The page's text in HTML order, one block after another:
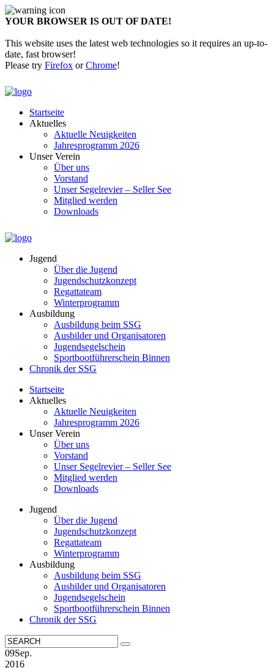
YOUR BROWSER IS OUT OF DATE!
This website uses the latest web technologies so it requires an up-to-
date, fast browser!
Please try Firefox orChrome!
Startseite
Aktuelles
Aktuelle Neuigkeiten
Jahresprogramm 2026
Unser Verein
Über uns
Vorstand
Unser Segelrevier – Seller See
Mitglied werden
Downloads
Jugend
Über die Jugend
Jugendschutzkonzept
Regattateam
Winterprogramm
Ausbildung
Ausbildung beim SSG
Ausbilder und Organisatoren
Jugendsegelschein
Sportbootführerschein Binnen
Chronik der SSG
Startseite
Aktuelles
Aktuelle Neuigkeiten
Jahresprogramm 2026
Unser Verein
Über uns
Vorstand
Unser Segelrevier – Seller See
Mitglied werden
Downloads
Jugend
Über die Jugend
Jugendschutzkonzept
Regattateam
Winterprogramm
Ausbildung
Ausbildung beim SSG
Ausbilder und Organisatoren
Jugendsegelschein
Sportbootführerschein Binnen
Chronik der SSG
09Sep.
2016